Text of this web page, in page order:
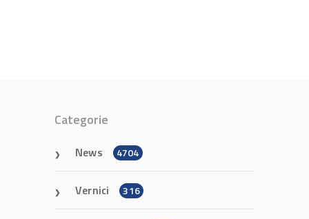
Categorie
News 4704
Vernici 316